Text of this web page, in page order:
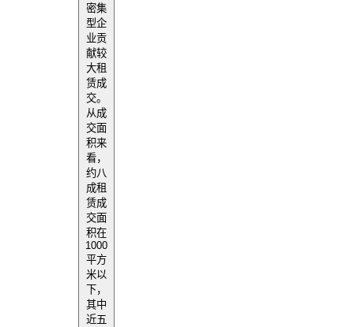
密集
型企
业贡
献较
大租
赁成
交。
从成
交面
积来
看，
约八
成租
赁成
交面
积在
1000
平方
米以
下，
其中
近五